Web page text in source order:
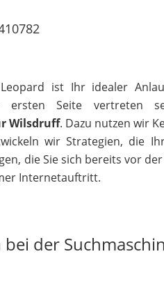
ist Ihr idealer
ersten Seite vertreten
Wilsdruff. Dazu nutzen wir
wir Strategien, die
die Sie sich bereits vor
Internetauftritt.
bei der